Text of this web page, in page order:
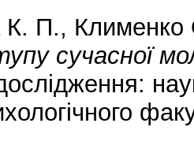
К. П., Клименко
сучасної